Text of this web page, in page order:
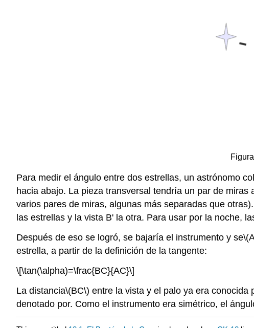
Figura
Para medir el ángulo entre dos estrellas, un astrónomo
hacia abajo. La pieza transversal tendría un par de
varios pares de miras, algunas más separadas que
las estrellas y la vista B' la otra. Para usar por la noche,
Después de eso se logró, se bajaría el instrumento y se
estrella, a partir de la definición de la tangente:
\[\tan(\alpha)=\frac{BC}{AC}\]
La distancia\(BC\) entre la vista y el palo ya era conocida
denotado por. Como el instrumento era simétrico, el